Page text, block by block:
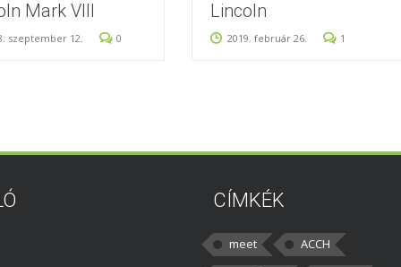
Mark VIII
szeptember 12. 0
Lincoln
2019. február 26. 1
CÍMKÉK
meet
ACCH